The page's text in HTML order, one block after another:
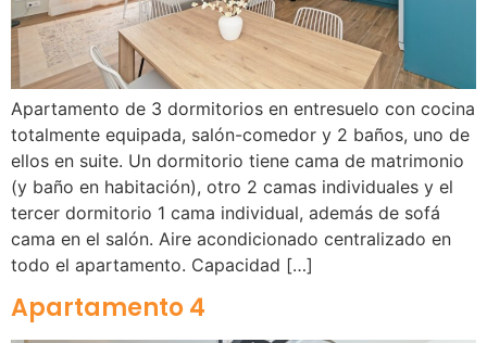
Apartamento de 3 dormitorios en entresuelo con cocina
totalmente equipada, salón-comedor y 2 baños, uno de
ellos en suite. Un dormitorio tiene cama de matrimonio
(y baño en habitación), otro 2 camas individuales y el
tercer dormitorio 1 cama individual, además de sofá
cama en el salón. Aire acondicionado centralizado en
todo el apartamento. Capacidad […]
Apartamento 4